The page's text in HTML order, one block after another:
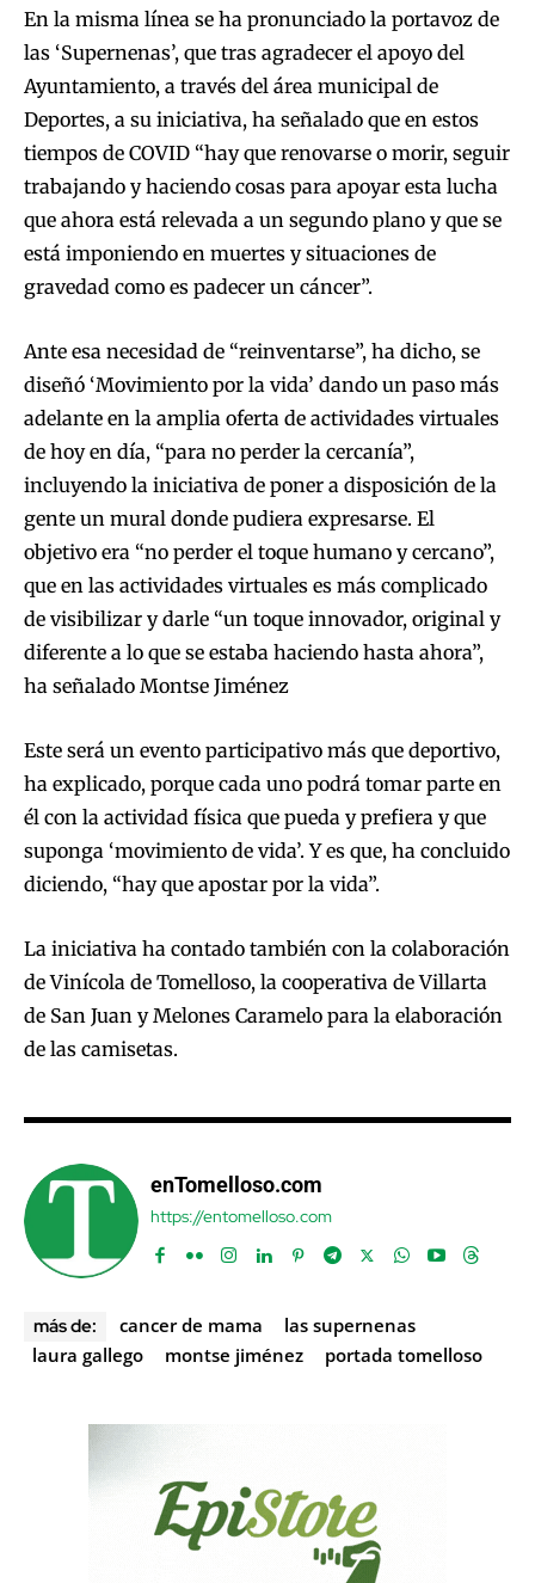
En la misma línea se ha pronunciado la portavoz de
las ‘Supernenas’, que tras agradecer el apoyo del
Ayuntamiento, a través del área municipal de
Deportes, a su iniciativa, ha señalado que en estos
tiempos de COVID “hay que renovarse o morir, seguir
trabajando y haciendo cosas para apoyar esta lucha
que ahora está relevada a un segundo plano y que se
está imponiendo en muertes y situaciones de
gravedad como es padecer un cáncer”.
Ante esa necesidad de “reinventarse”, ha dicho, se
diseñó ‘Movimiento por la vida’ dando un paso más
adelante en la amplia oferta de actividades virtuales
de hoy en día, “para no perder la cercanía”,
incluyendo la iniciativa de poner a disposición de la
gente un mural donde pudiera expresarse. El
objetivo era “no perder el toque humano y cercano”,
que en las actividades virtuales es más complicado
de visibilizar y darle “un toque innovador, original y
diferente a lo que se estaba haciendo hasta ahora”,
ha señalado Montse Jiménez
Este será un evento participativo más que deportivo,
ha explicado, porque cada uno podrá tomar parte en
él con la actividad física que pueda y prefiera y que
suponga ‘movimiento de vida’. Y es que, ha concluido
diciendo, “hay que apostar por la vida”.
La iniciativa ha contado también con la colaboración
de Vinícola de Tomelloso, la cooperativa de Villarta
de San Juan y Melones Caramelo para la elaboración
de las camisetas.
enTomelloso.com
https://entomelloso.com
más de: cancer de mama
las supernenas
laura gallego
montse jiménez portada tomelloso